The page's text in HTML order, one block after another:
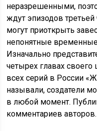
неразрешенными,
ждут эпизодов
могут приоткрыть
непонятные
Изначально
четырех главах
всех серий в России
называли, создатели
в любой момент.
комментариев авторов.